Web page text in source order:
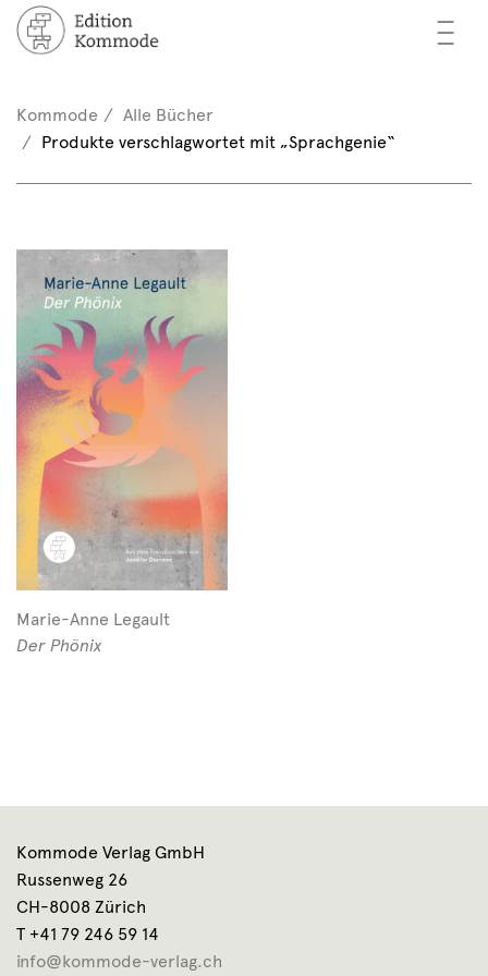
—
—
—
/ Registrieren
(0)
Kommode
Alle Bücher
Produkte verschlagwortet mit „Sprachgenie“
Marie-Anne Legault
Der Phönix
Kommode Verlag GmbH
Russenweg 26
CH-8008 Zürich
T +41 79 246 59 14
info@kommode-verlag.ch